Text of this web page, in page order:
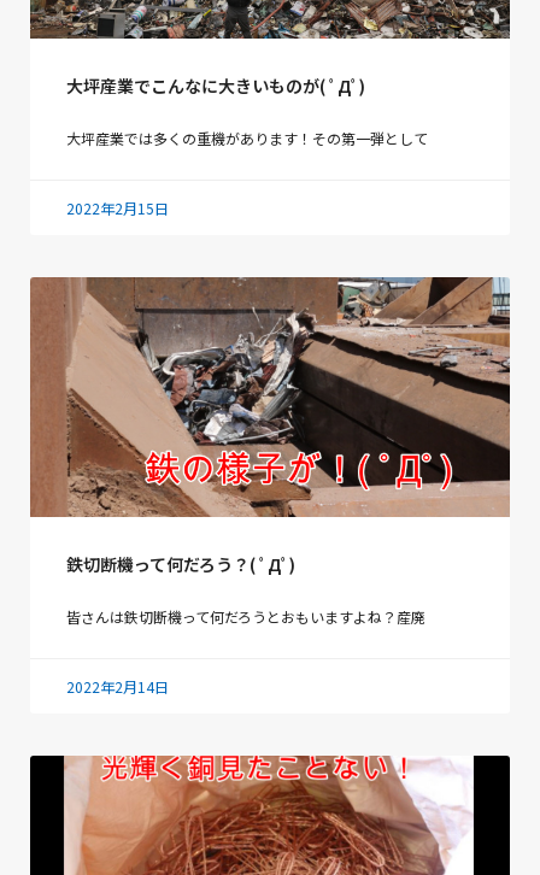
大坪産業でこんなに大きいものが( ﾟДﾟ)
大坪産業では多くの重機があります！その第一弾として
2022年2月15日
鉄切断機って何だろう？( ﾟДﾟ)
皆さんは鉄切断機って何だろうとおもいますよね？産廃
2022年2月14日